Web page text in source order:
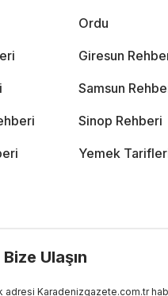
Ordu
Giresun
Samsun
Sinop Rehberi
Yemek
Bize Ulaşın
Karadenizgazete.com.tr